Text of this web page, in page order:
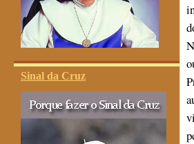
Sinal da Cruz